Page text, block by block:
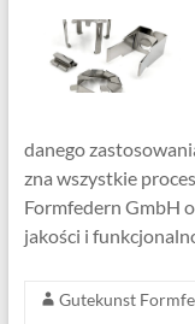
danego
zna wszystkie
Formfedern GmbH
jakości i
Gutekunst